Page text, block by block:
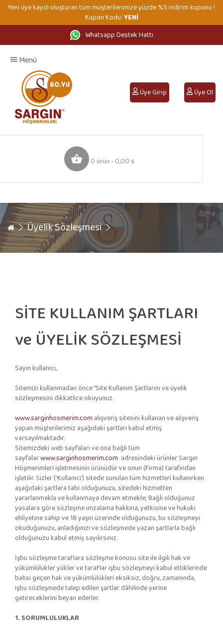
Yeni üye kaydı oluşturan tüm müşterilerimize yüzde %5 indirim kuponu !
Kupon Kodu:YENİ
Whatsapp Destek Hattı
Anasayfa
Üye Girişi Üye Ol
60.Yıl
0 ürün - 0,00 ₺
Menü
Üyelik Sözleşmesi
SİTE KULLANIM ŞARTLARI
ve ÜYELİK SÖZLEŞMESİ
Sayın kullanıcı,
Sitemizi kullanmadan önce “Site Kullanım Şartlarını ve üyelik
sözleşmesini dikkatlice okuyunuz.
www.sarginhosmerim.com alışveriş sitesini kullanan ve alışveriş
yapan müşterilerimiz aşağıdaki şartları kabul etmiş
varsayılmaktadır.
Sitemizdeki web sayfaları ve ona bağlı tüm
sayfalarwww.sarginhosmerim.com adresindeki ürünler Sargın
Höşmerimleri işletmesinin ürünüdür ve onun (Firma) tarafından
işletilir. Sizler (‘Kullanıcı’) sitede sunulan tüm hizmetleri kullanırken
aşağıdaki şartlara tabi olduğunuzu, sitedeki hizmetten
yararlanmakla ve kullanmaya devam etmekle; Bağlı olduğunuz
yasalara göre sözleşme imzalama hakkına, yetkisine ve hukuki
ehliyetine sahip ve 18 yaşın üzerinde olduğunuzu, bu sözleşmeyi
okuduğunuzu, anladığınızı ve sözleşmede yazan şartlarla bağlı
olduğunuzu kabul etmiş sayılırsınız.
İşbu sözleşme taraflara sözleşme konusu site ile ilgili hak ve
yükümlülükler yükler ve taraflar işbu sözleşmeyi kabul ettiklerinde
bahsi geçen hak ve yükümlülükleri eksiksiz, doğru, zamanında,
işbu sözleşmede talep edilen şartlar dâhilinde yerine
getireceklerini beyan ederler.
1. SORUMLULUKLAR